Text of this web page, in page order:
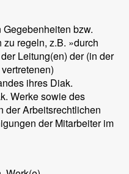
bzw.
regeln, z.B. »durch
Leitung(en) der (in der
ihres Diak.
Werke sowie des
der Arbeitsrechtlichen
der Mitarbeiter im